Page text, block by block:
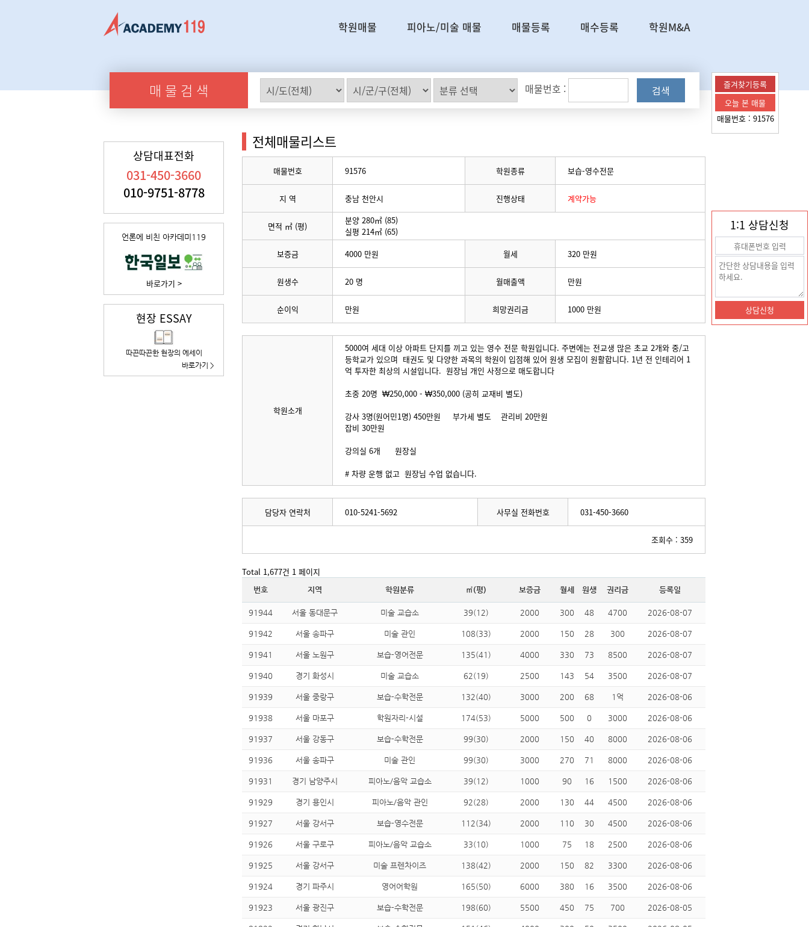
1:1 상담신청
학원매물 피아노/미술 매물 매물등록 매수등록 학원M&A
매 물 검 색 매물번호 : 검색
상담대표전화
031-450-3660
010-9751-8778
언론에 비친 아카데미119
바로가기 >
현장 ESSAY
따끈따끈한 현장의 에세이
바로가기 >
전체매물리스트
매물번호 91576 학원종류 보습-영수전문
지 역 충남 천안시 진행상태 계약가능
면적 ㎡ (평)
분양 280㎡ (85)
실평 214㎡ (65)
보증금
4000 만원 월세 320 만원
원생수 20 명 월매출액 만원
순이익 만원 희망권리금 1000 만원
학원소개
5000여 세대 이상 아파트 단지를 끼고 있는 영수 전문 학원입니다. 주변에는 전교생 많은 초교 2개와 중/고
등학교가 있으며 태권도 및 다양한 과목의 학원이 입점해 있어 원생 모집이 원활합니다. 1년 전 인테리어 1
억 투자한 최상의 시설입니다. 원장님 개인 사정으로 매도합니다
초중 20명 ₩250,000 - ₩350,000 (공히 교재비 별도)
강사 3명(원어민1명) 450만원 부가세 별도 관리비 20만원
잡비 30만원
강의실 6개 원장실
# 차량 운행 없고 원장님 수업 없습니다.
담당자 연락처 010-5241-5692 사무실 전화번호 031-450-3660
조회수 : 359
Total 1,677건 1 페이지
번호 지역 학원분류 ㎡(평) 보증금 월세 원생 권리금 등록일
91944 서울 동대문구 미술 교습소 39(12) 2000 300 48 4700 2026-08-07
91942 서울 송파구 미술 관인 108(33) 2000 150 28 300 2026-08-07
91941 서울 노원구 보습-영어전문 135(41) 4000 330 73 8500 2026-08-07
91940 경기 화성시 미술 교습소 62(19) 2500 143 54 3500 2026-08-07
91939 서울 중랑구 보습-수학전문 132(40) 3000 200 68 1억 2026-08-06
91938 서울 마포구 학원자리-시설 174(53) 5000 500 0 3000 2026-08-06
91937 서울 강동구 보습-수학전문 99(30) 2000 150 40 8000 2026-08-06
91936 서울 송파구 미술 관인 99(30) 3000 270 71 8000 2026-08-06
91931 경기 남양주시 피아노/음악 교습소 39(12) 1000 90 16 1500 2026-08-06
91929 경기 용인시 피아노/음악 관인 92(28) 2000 130 44 4500 2026-08-06
91927 서울 강서구 보습-영수전문 112(34) 2000 110 30 4500 2026-08-06
91926 서울 구로구 피아노/음악 교습소 33(10) 1000 75 18 2500 2026-08-06
91925 서울 강서구 미술 프렌차이즈 138(42) 2000 150 82 3300 2026-08-06
91924 경기 파주시 영어어학원 165(50) 6000 380 16 3500 2026-08-06
91923 서울 광진구 보습-수학전문 198(60) 5500 450 75 700 2026-08-05
즐겨찾기등록
오늘 본 매물
매물번호 : 91576